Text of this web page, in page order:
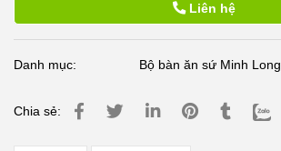
Liên hệ
Danh mục: Bộ bàn ăn sứ Minh Long
Chia sẻ: